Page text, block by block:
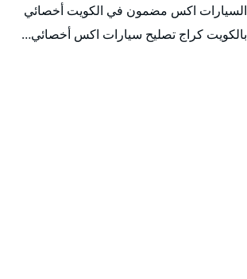
اكس مضمون في الكويت أخصائي
كراج تصليح سيارات اكس أخصائي…